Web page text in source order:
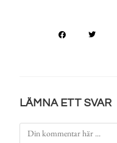
LÄMNA ETT SVAR